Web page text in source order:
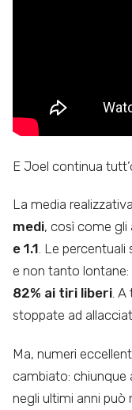
E Joel continua
La media
medi, così come gli
e 1.1. Le
e non tanto lontane:
82% ai tiri liberi. A
stoppate ad
Ma, numeri
cambiato: chiunque
negli ultimi anni può